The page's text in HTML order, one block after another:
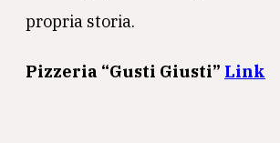
propria storia.
Pizzeria “Gusti Giusti” Link